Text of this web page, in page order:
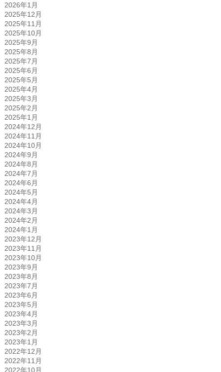
2026年1月
2025年12月
2025年11月
2025年10月
2025年9月
2025年8月
2025年7月
2025年6月
2025年5月
2025年4月
2025年3月
2025年2月
2025年1月
2024年12月
2024年11月
2024年10月
2024年9月
2024年8月
2024年7月
2024年6月
2024年5月
2024年4月
2024年3月
2024年2月
2024年1月
2023年12月
2023年11月
2023年10月
2023年9月
2023年8月
2023年7月
2023年6月
2023年5月
2023年4月
2023年3月
2023年2月
2023年1月
2022年12月
2022年11月
2022年10月